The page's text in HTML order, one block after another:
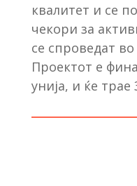
квалитет и се
чекори за
се спроведат
Проектот е
унија, и ќе трае